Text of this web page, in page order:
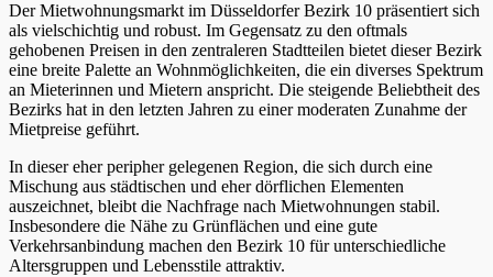
Der Mietwohnungsmarkt im Düsseldorfer Bezirk 10 präsentiert sich
als vielschichtig und robust. Im Gegensatz zu den oftmals
gehobenen Preisen in den zentraleren Stadtteilen bietet dieser Bezirk
eine breite Palette an Wohnmöglichkeiten, die ein diverses Spektrum
an Mieterinnen und Mietern anspricht. Die steigende Beliebtheit des
Bezirks hat in den letzten Jahren zu einer moderaten Zunahme der
Mietpreise geführt.
In dieser eher peripher gelegenen Region, die sich durch eine
Mischung aus städtischen und eher dörflichen Elementen
auszeichnet, bleibt die Nachfrage nach Mietwohnungen stabil.
Insbesondere die Nähe zu Grünflächen und eine gute
Verkehrsanbindung machen den Bezirk 10 für unterschiedliche
Altersgruppen und Lebensstile attraktiv.